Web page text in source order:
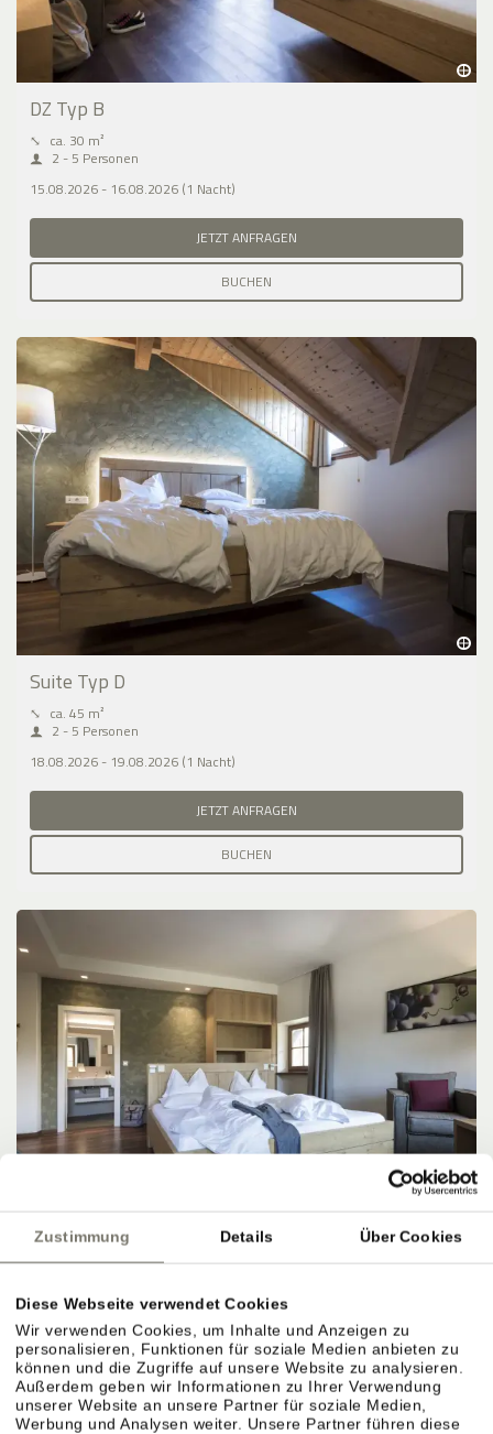
Zustimmung Details Über Cookies
Diese Webseite verwendet Cookies
Wir verwenden Cookies, um Inhalte und Anzeigen zu
personalisieren, Funktionen für soziale Medien anbieten zu
können und die Zugriffe auf unsere Website zu analysieren.
Außerdem geben wir Informationen zu Ihrer Verwendung
unserer Website an unsere Partner für soziale Medien,
Werbung und Analysen weiter. Unsere Partner führen diese
DZ Typ B
⤡ ca. 30 m²
2 - 5 Personen
15.08.2026 - 16.08.2026 (1 Nacht)
JETZT ANFRAGEN
BUCHEN
Suite Typ D
⤡ ca. 45 m²
2 - 5 Personen
18.08.2026 - 19.08.2026 (1 Nacht)
JETZT ANFRAGEN
BUCHEN
DZ Typ C
2 - 5 Personen
19.08.2026 - 21.08.2026 (2 Nächte)
JETZT ANFRAGEN
BUCHEN